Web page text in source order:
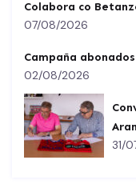
Colabora co
07/08/2026
Campaña
02/08/2026
31/